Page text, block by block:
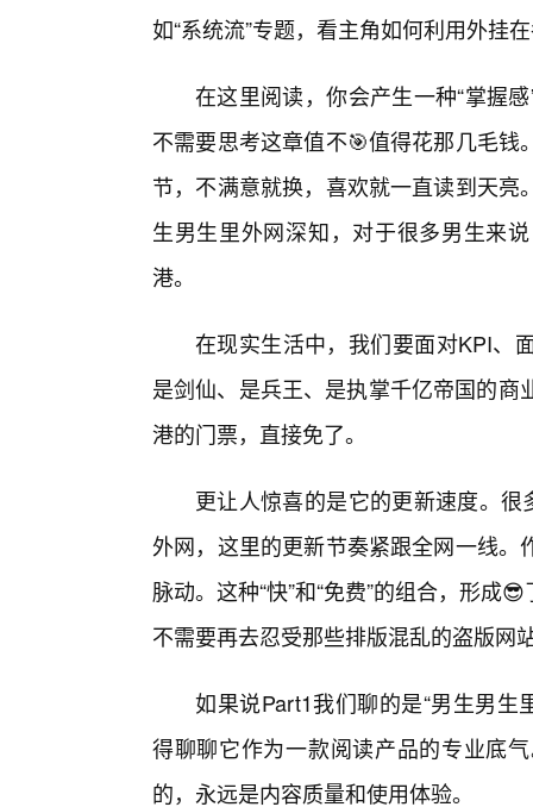
如“系统流”专题，看主角如何利用外挂
在这里阅读，你会产生一种“掌握
不需要思考这章值不🎯值得花那几毛
节，不满意就换，喜欢就一直读到天
生男生里外网深知，对于很多男生来
港。
在现实生活中，我们要面对KPI、
是剑仙、是兵王、是执掌千亿帝国的
港的门票，直接免了。
更让人惊喜的是它的更新速度。很
外网，这里的更新节奏紧跟全网一线
脉动。这种“快”和“免费”的组合，形成
不需要再去忍受那些排版混乱的盗版网
如果说Part1我们聊的是“男生男生
得聊聊它作为一款阅读产品的专业底
的，永远是内容质量和使用体验。